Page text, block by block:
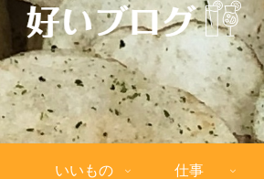
いいもの 仕事